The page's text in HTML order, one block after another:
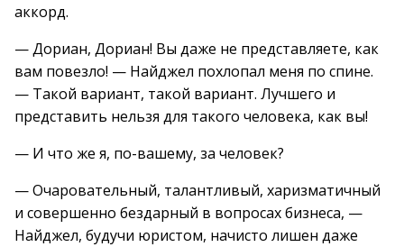
аккорд.
— Дориан, Дориан! Вы даже не представляете, как
вам повезло! — Найджел похлопал меня по спине.
— Такой вариант, такой вариант. Лучшего и
представить нельзя для такого человека, как вы!
— И что же я, по-вашему, за человек?
— Очаровательный, талантливый, харизматичный
и совершенно бездарный в вопросах бизнеса, —
Найджел, будучи юристом, начисто лишен даже